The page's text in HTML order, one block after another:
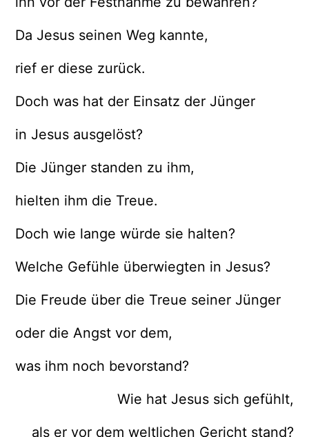
Da Jesus seinen Weg kannte,
rief er diese zurück.
Doch was hat der Einsatz der Jünger
in Jesus ausgelöst?
Die Jünger standen zu ihm,
hielten ihm die Treue.
Doch wie lange würde sie halten?
Welche Gefühle überwiegten in Jesus?
Die Freude über die Treue seiner Jünger
oder die Angst vor dem,
was ihm noch bevorstand?
Wie hat Jesus sich gefühlt,
als er vor dem weltlichen Gericht stand?